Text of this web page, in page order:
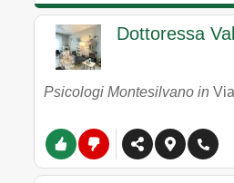
Dottoressa
Psicologi Montesilvano in